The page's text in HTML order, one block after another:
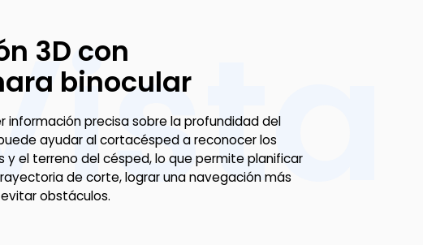
3D con
binocular
información precisa sobre la profundidad del
ayudar al cortacésped a reconocer los
y el terreno del césped, lo que permite planificar
de corte, lograr una navegación más
obstáculos.